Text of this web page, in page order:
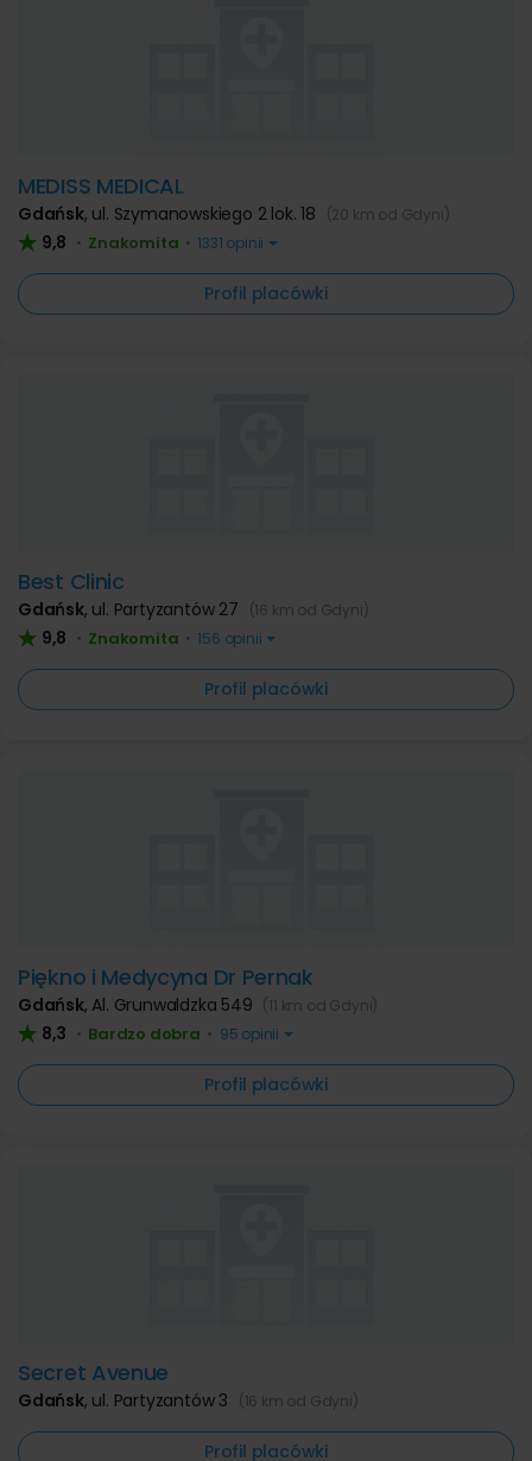
MEDISS MEDICAL
Gdańsk, ul. Szymanowskiego 2 lok. 18 (20 km od Gdyni)
9,8 • Znakomita • 1331 opinii
Profil placówki
Best Clinic
Gdańsk, ul. Partyzantów 27 (16 km od Gdyni)
9,8 • Znakomita • 156 opinii
Profil placówki
Piękno i Medycyna Dr Pernak
Gdańsk, Al. Grunwaldzka 549 (11 km od Gdyni)
8,3 • Bardzo dobra • 95 opinii
Profil placówki
Secret Avenue
Gdańsk, ul. Partyzantów 3 (16 km od Gdyni)
Profil placówki